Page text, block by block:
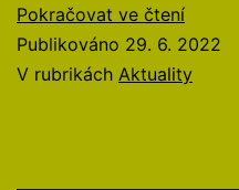
Pokračovat ve čtení
filmy
pro
Publikováno 29. 6. 2022
V rubrikách Aktuality